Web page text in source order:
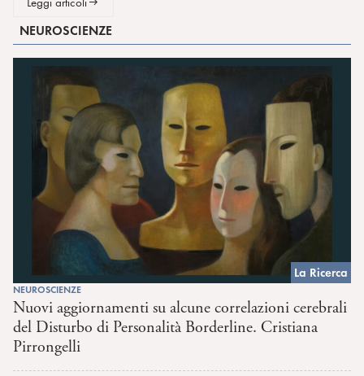
NEUROSCIENZE
La Ricerca
NEUROSCIENZE
Nuovi aggiornamenti su alcune correlazioni cerebrali
del Disturbo di Personalità Borderline. Cristiana
Pirrongelli